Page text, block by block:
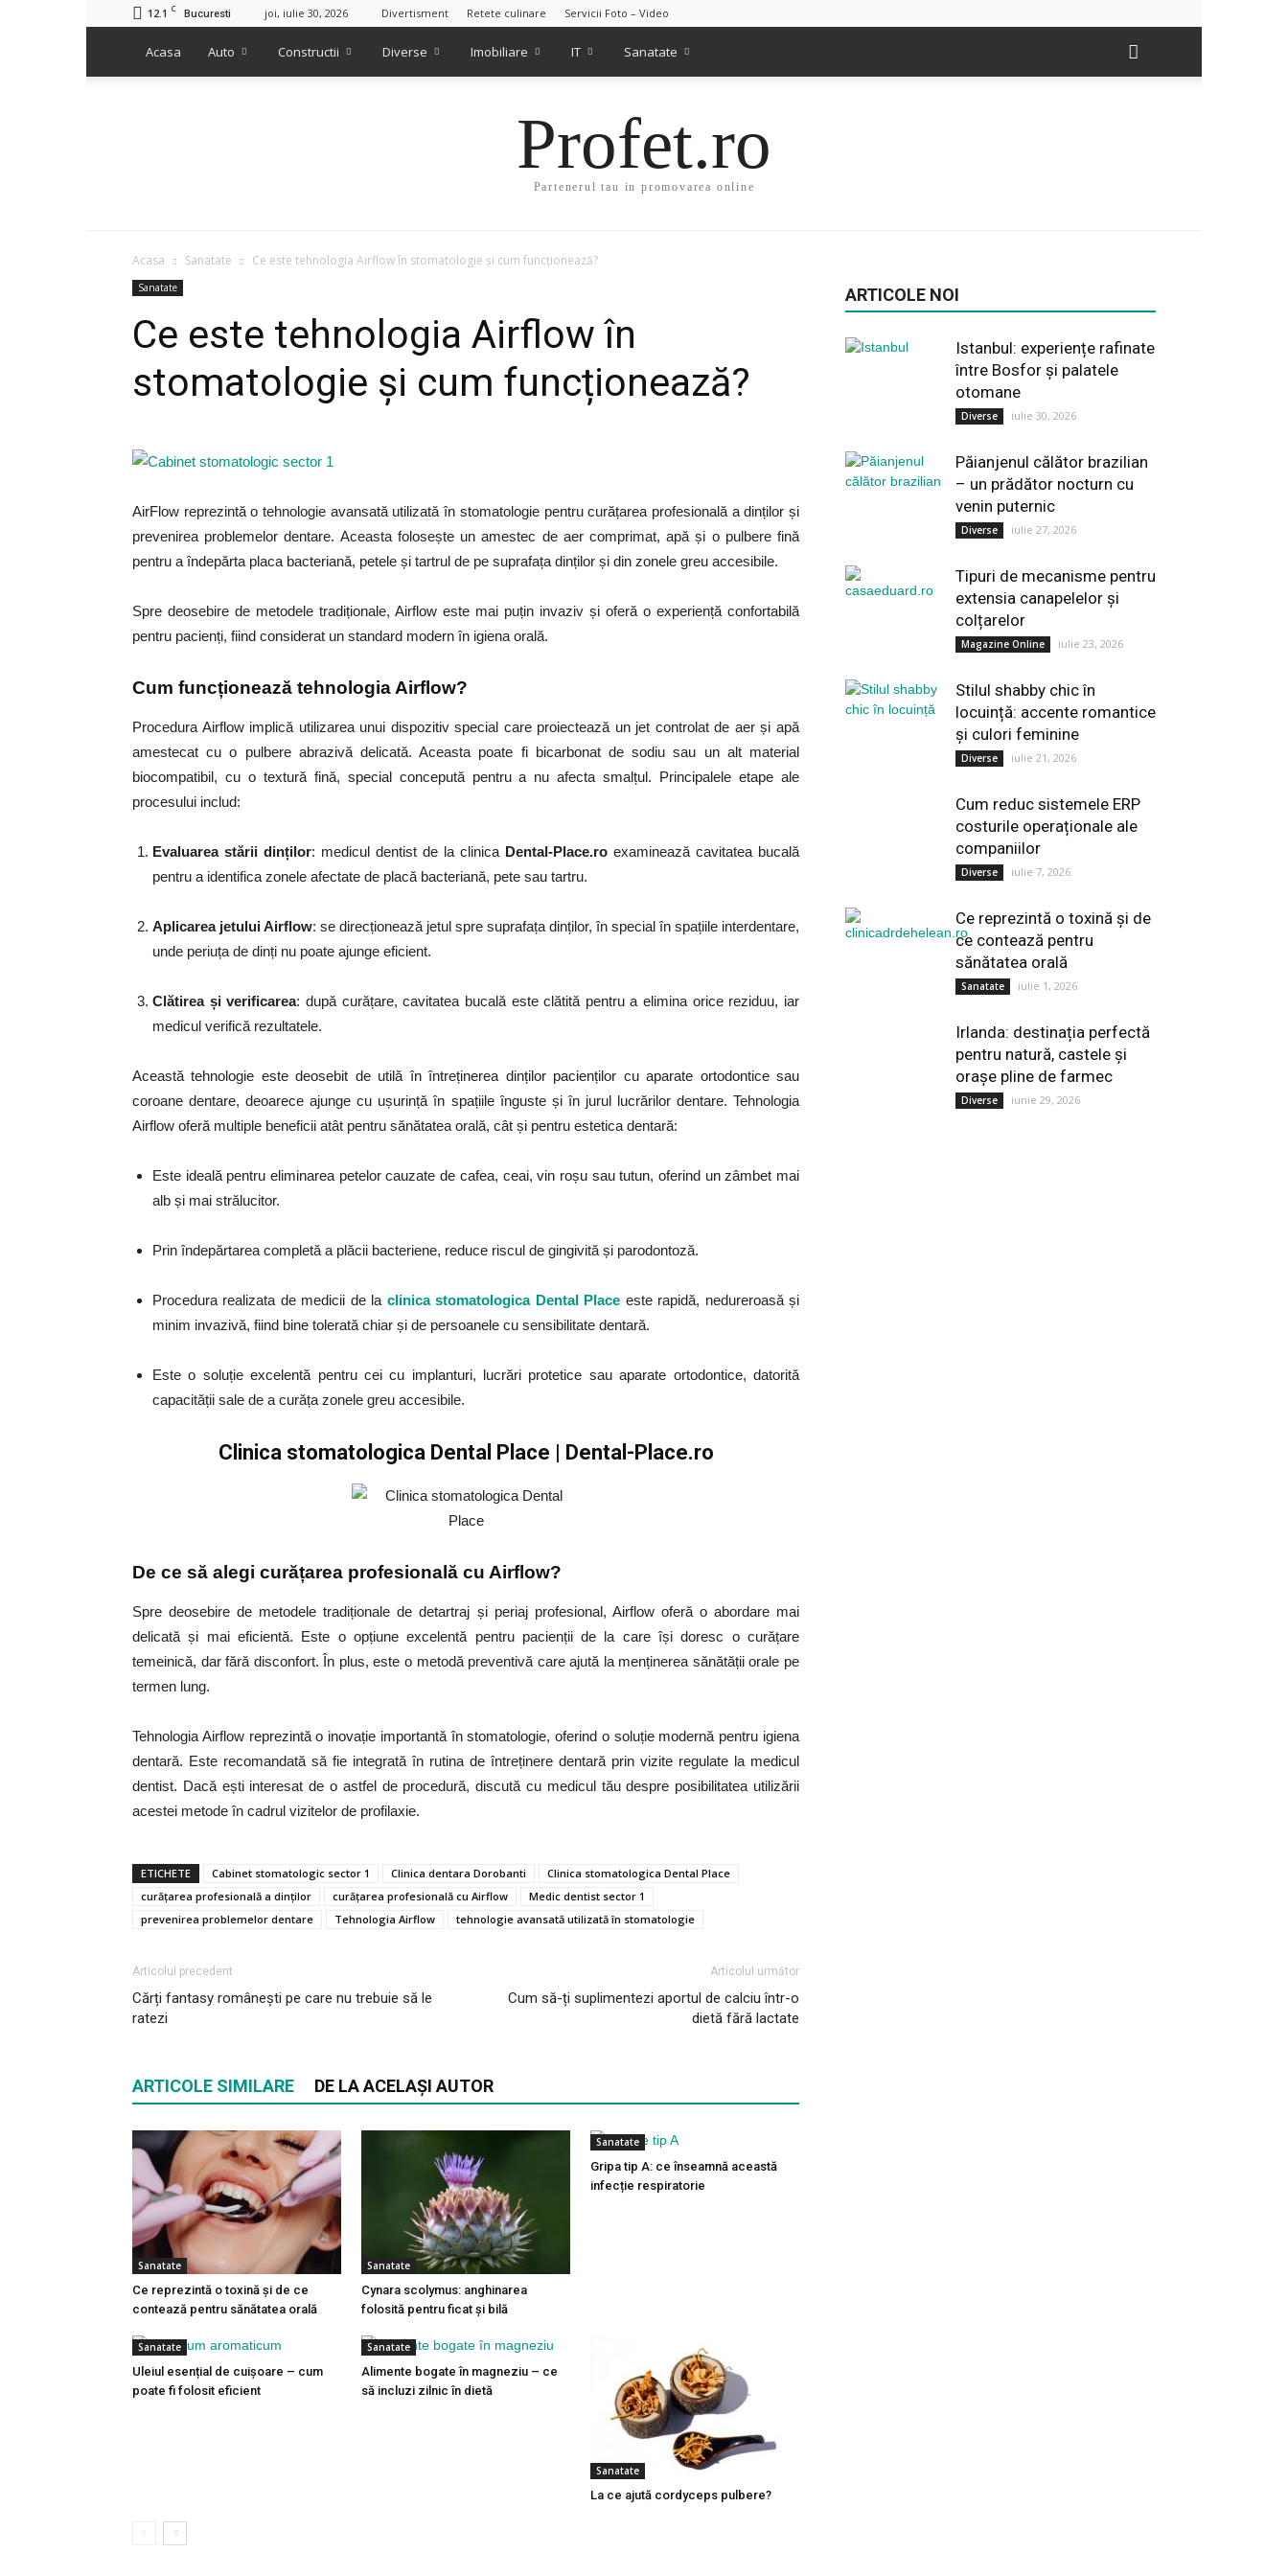
12.1 C Bucuresti joi, iulie 30, 2026 Divertisment Retete culinare Servicii Foto – Video
Acasa Auto Constructii Diverse Imobiliare IT Sanatate
Profet.ro
Partenerul tau in promovarea online
Acasa Sanatate Ce este tehnologia Airflow în stomatologie și cum funcționează?
Sanatate
Ce este tehnologia Airflow în
stomatologie și cum funcționează?
AirFlow reprezintă o tehnologie avansată utilizată în stomatologie pentru curățarea profesională a dinților și
prevenirea problemelor dentare. Aceasta folosește un amestec de aer comprimat, apă și o pulbere fină
pentru a îndepărta placa bacteriană, petele și tartrul de pe suprafața dinților și din zonele greu accesibile.
Spre deosebire de metodele tradiționale, Airflow este mai puțin invaziv și oferă o experiență confortabilă
pentru pacienți, fiind considerat un standard modern în igiena orală.
Cum funcționează tehnologia Airflow?
Procedura Airflow implică utilizarea unui dispozitiv special care proiectează un jet controlat de aer și apă
amestecat cu o pulbere abrazivă delicată. Aceasta poate fi bicarbonat de sodiu sau un alt material
biocompatibil, cu o textură fină, special concepută pentru a nu afecta smalțul. Principalele etape ale
procesului includ:
Evaluarea stării dinților: medicul dentist de la clinica Dental-Place.ro examinează cavitatea bucală
pentru a identifica zonele afectate de placă bacteriană, pete sau tartru.
Aplicarea jetului Airflow: se direcționează jetul spre suprafața dinților, în special în spațiile interdentare,
unde periuța de dinți nu poate ajunge eficient.
Clătirea și verificarea: după curățare, cavitatea bucală este clătită pentru a elimina orice reziduu, iar
medicul verifică rezultatele.
Această tehnologie este deosebit de utilă în întreținerea dinților pacienților cu aparate ortodontice sau
coroane dentare, deoarece ajunge cu ușurință în spațiile înguste și în jurul lucrărilor dentare. Tehnologia
Airflow oferă multiple beneficii atât pentru sănătatea orală, cât și pentru estetica dentară:
Este ideală pentru eliminarea petelor cauzate de cafea, ceai, vin roșu sau tutun, oferind un zâmbet mai
alb și mai strălucitor.
Prin îndepărtarea completă a plăcii bacteriene, reduce riscul de gingivită și parodontoză.
Procedura realizata de medicii de la clinica stomatologica Dental Place este rapidă, nedureroasă și
minim invazivă, fiind bine tolerată chiar și de persoanele cu sensibilitate dentară.
Este o soluție excelentă pentru cei cu implanturi, lucrări protetice sau aparate ortodontice, datorită
capacității sale de a curăța zonele greu accesibile.
Clinica stomatologica Dental Place | Dental-Place.ro
De ce să alegi curățarea profesională cu Airflow?
Spre deosebire de metodele tradiționale de detartraj și periaj profesional, Airflow oferă o abordare mai
delicată și mai eficientă. Este o opțiune excelentă pentru pacienții de la care își doresc o curățare
temeinică, dar fără disconfort. În plus, este o metodă preventivă care ajută la menținerea sănătății orale pe
termen lung.
Tehnologia Airflow reprezintă o inovație importantă în stomatologie, oferind o soluție modernă pentru igiena
dentară. Este recomandată să fie integrată în rutina de întreținere dentară prin vizite regulate la medicul
dentist. Dacă ești interesat de o astfel de procedură, discută cu medicul tău despre posibilitatea utilizării
acestei metode în cadrul vizitelor de profilaxie.
ETICHETE Cabinet stomatologic sector 1 Clinica dentara Dorobanti
Clinica stomatologica Dental Place
curățarea profesională a dinților
curățarea profesională cu Airflow
Medic dentist sector 1
prevenirea problemelor dentare
Tehnologia Airflow tehnologie avansată utilizată în stomatologie
Articolul precedent
Cărți fantasy românești pe care nu trebuie să le
ratezi
Articolul următor
Cum să-ți suplimentezi aportul de calciu într-o
dietă fără lactate
ARTICOLE SIMILARE DE LA ACELAȘI AUTOR
Sanatate
Ce reprezintă o toxină și de ce
contează pentru sănătatea orală
Sanatate
Cynara scolymus: anghinarea
folosită pentru ficat și bilă
Sanatate
Gripa tip A: ce înseamnă această
infecție respiratorie
Sanatate
Uleiul esențial de cuișoare – cum
poate fi folosit eficient
Sanatate
Alimente bogate în magneziu – ce
să incluzi zilnic în dietă
Sanatate
La ce ajută cordyceps pulbere?
ARTICOLE NOI
Istanbul: experiențe rafinate
între Bosfor și palatele
otomane
Diverse iulie 30, 2026
Păianjenul călător brazilian
– un prădător nocturn cu
venin puternic
Diverse iulie 27, 2026
Tipuri de mecanisme pentru
extensia canapelelor și
colțarelor
Magazine Online iulie 23, 2026
Stilul shabby chic în
locuință: accente romantice
și culori feminine
Diverse iulie 21, 2026
Cum reduc sistemele ERP
costurile operaționale ale
companiilor
Diverse iulie 7, 2026
Ce reprezintă o toxină și de
ce contează pentru
sănătatea orală
Sanatate iulie 1, 2026
Irlanda: destinația perfectă
pentru natură, castele și
orașe pline de farmec
Diverse iunie 29, 2026